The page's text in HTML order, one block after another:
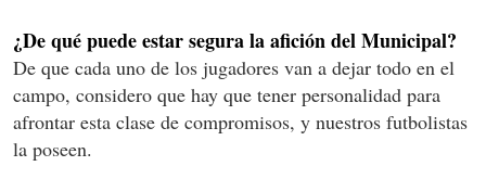
¿De qué puede estar segura la afición del Municipal?
De que cada uno de los jugadores van a dejar todo en el
campo, considero que hay que tener personalidad para
afrontar esta clase de compromisos, y nuestros futbolistas
la poseen.